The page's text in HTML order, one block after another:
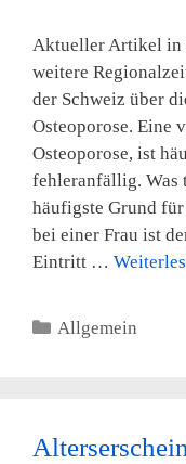
Aktueller Artikel in
weitere
der Schweiz über
Osteoporose. Eine
Osteoporose, ist
fehleranfällig. Was
häufigste Grund
bei einer Frau ist
Eintritt …
Kategorien
Allgemein